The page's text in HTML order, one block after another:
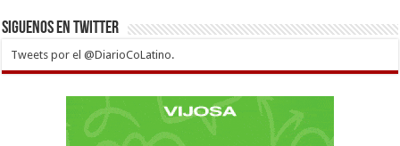
Siguenos en twitter
Tweets por el @DiarioCoLatino.